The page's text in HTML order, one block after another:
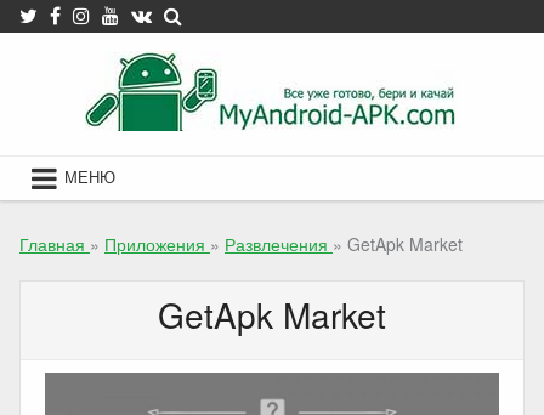
Skip
to
МЕНЮ
Главная » Приложения » Развлечения » GetApk Market
GetApk Market